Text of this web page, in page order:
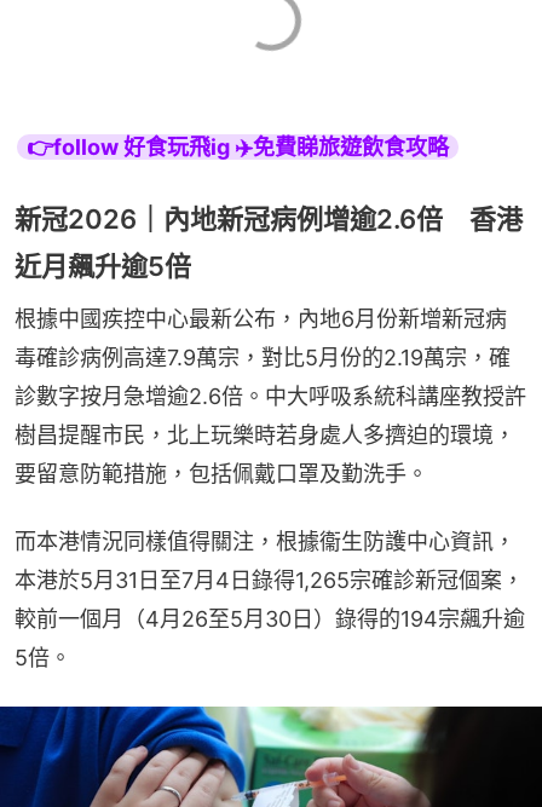
👉follow 好食玩飛ig ✈️免費睇旅遊飲食攻略
新冠2026｜內地新冠病例增逾2.6倍 香港
近月飆升逾5倍
根據中國疾控中心最新公布，內地6月份新增新冠病
毒確診病例高達7.9萬宗，對比5月份的2.19萬宗，確
診數字按月急增逾2.6倍。中大呼吸系統科講座教授許
樹昌提醒市民，北上玩樂時若身處人多擠迫的環境，
要留意防範措施，包括佩戴口罩及勤洗手。
而本港情況同樣值得關注，根據衞生防護中心資訊，
本港於5月31日至7月4日錄得1,265宗確診新冠個案，
較前一個月（4月26至5月30日）錄得的194宗飆升逾
5倍。